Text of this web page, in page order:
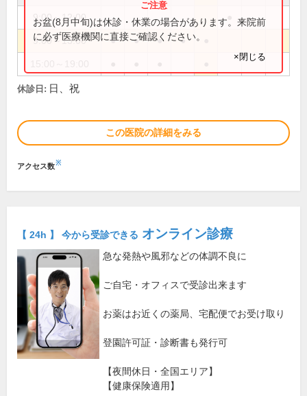
9:00～12:00
9:00～13:00 ● ● ● ●
お盆(8月中旬)は休診・休業の場合があります。来院前
に必ず医療機関に直接ご確認ください。
×閉じる
休診日: 日、祝
この医院の詳細をみる
アクセス数※
【 24h 】 今から受診できる オンライン診療
急な発熱や風邪などの体調不良に
ご自宅・オフィスで受診出来ます
お薬はお近くの薬局、宅配便でお受け取り
登園許可証・診断書も発行可
【夜間休日・全国エリア】
【健康保険適用】